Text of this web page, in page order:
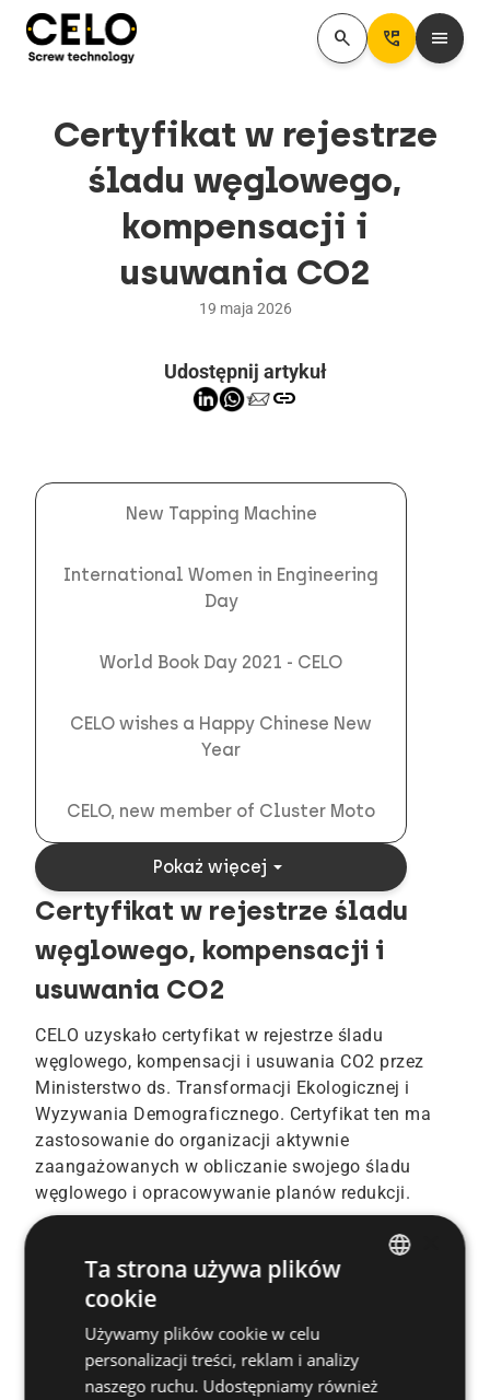
search Perm_Phone_Msg menu
Certyfikat w rejestrze
śladu węglowego,
kompensacji i
usuwania CO2
19 maja 2026
Udostępnij artykuł
link
New Tapping Machine
International Women in Engineering
Day
World Book Day 2021 - CELO
CELO wishes a Happy Chinese New
Year
CELO, new member of Cluster Moto
Pokaż więcej arrow_drop_down
Certyfikat w rejestrze śladu
węglowego, kompensacji i
usuwania CO2
CELO uzyskało certyfikat w rejestrze śladu
węglowego, kompensacji i usuwania CO2 przez
Ministerstwo ds. Transformacji Ekologicznej i
Wyzywania Demograficznego. Certyfikat ten ma
zastosowanie do organizacji aktywnie
zaangażowanych w obliczanie swojego śladu
węglowego i opracowywanie planów redukcji.
Ta strona używa plików
cookie
Używamy plików cookie w celu
personalizacji treści, reklam i analizy
naszego ruchu. Udostępniamy również